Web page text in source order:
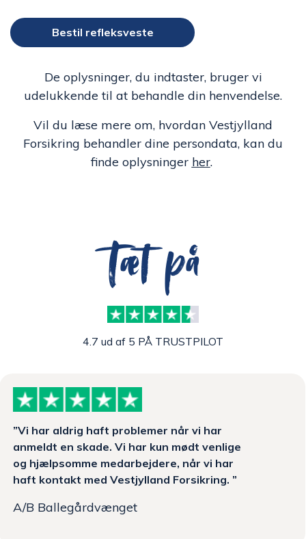
De oplysninger, du indtaster, bruger vi
udelukkende til at behandle din henvendelse.
Vil du læse mere om, hvordan Vestjylland
Forsikring behandler dine persondata, kan du
finde oplysninger her.
Tæt på
4.7 ud af 5 PÅ TRUSTPILOT
”Vi har aldrig haft problemer når vi har
anmeldt en skade. Vi har kun mødt venlige
og hjælpsomme medarbejdere, når vi har
haft kontakt med Vestjylland Forsikring. ”
A/B Ballegårdvænget